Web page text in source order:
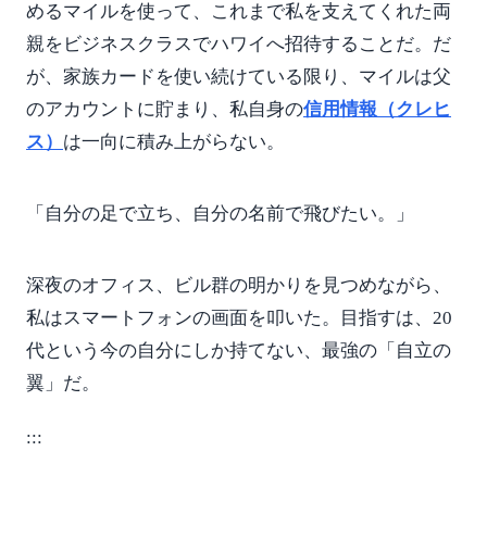
めるマイルを使って、これまで私を支えてくれた両
親をビジネスクラスでハワイへ招待することだ。だ
が、家族カードを使い続けている限り、マイルは父
のアカウントに貯まり、私自身の信用情報（クレヒ
ス） は一向に積み上がらない。
「自分の足で立ち、自分の名前で飛びたい。」
深夜のオフィス、ビル群の明かりを見つめながら、
私はスマートフォンの画面を叩いた。目指すは、20
代という今の自分にしか持てない、最強の「自立の
翼」だ。
:::